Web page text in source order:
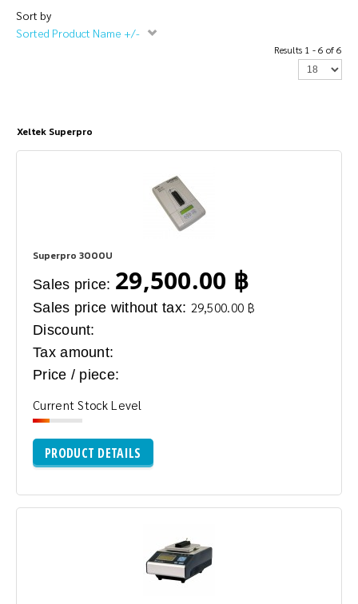
Sort by
Sorted Product Name +/-
Results 1 - 6 of 6
Xeltek Superpro
Superpro 3000U
Sales price: 29,500.00 ฿
Sales price without tax: 29,500.00 ฿
Discount:
Tax amount:
Price / piece:
Current Stock Level
PRODUCT DETAILS